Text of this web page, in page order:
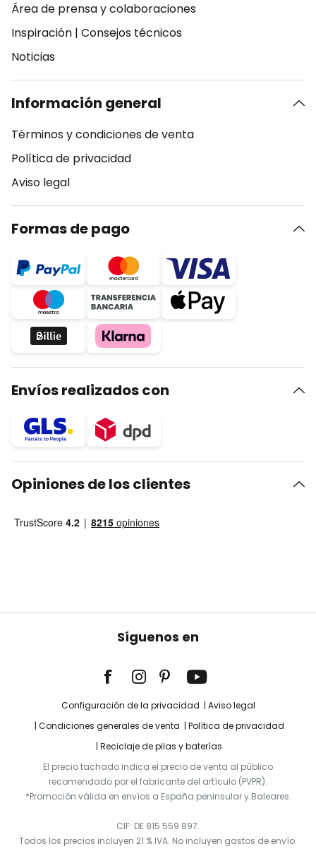
Área de prensa y colaboraciones
Inspiración | Consejos técnicos
Noticias
Información general
Términos y condiciones de venta
Política de privacidad
Aviso legal
Formas de pago
Envíos realizados con
Opiniones de los clientes
Síguenos en
Configuración de la privacidad
Aviso legal
Condiciones generales de venta
Política de privacidad
Reciclaje de pilas y baterías
El precio tachado indica el precio de venta al público
recomendado por el fabricante del artículo (PVPR).
*Promoción válida en envíos a España peninsular y Baleares.
CIF: DE 815 559 897.
Todos los precios incluyen 21 % IVA. No incluyen gastos de envío.